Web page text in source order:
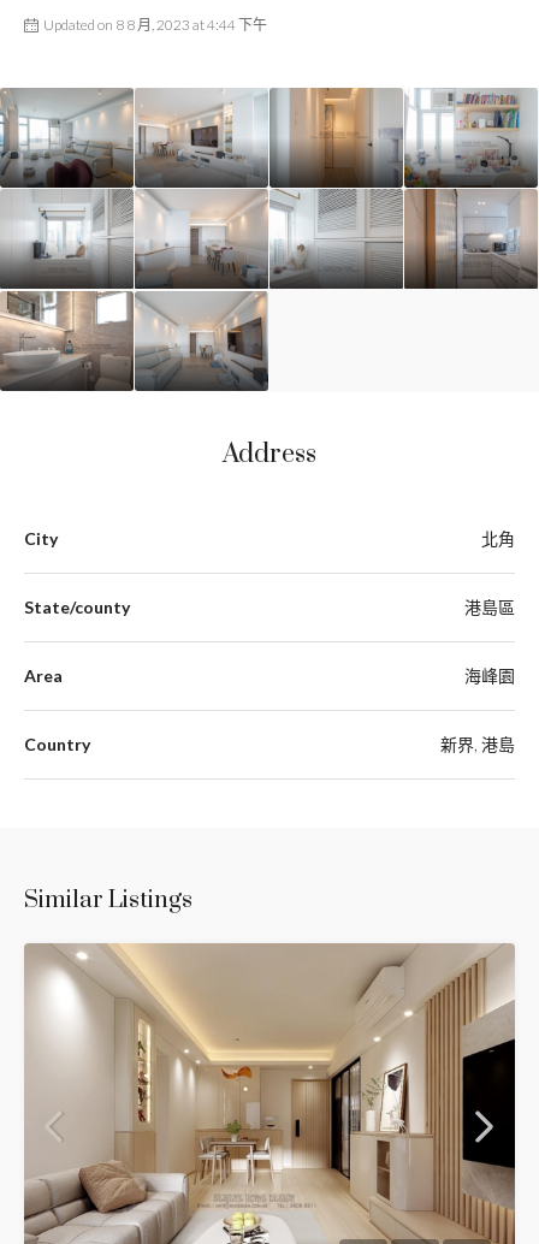
Updated on 8 8 月, 2023 at 4:44 下午
Address
City 北角
State/county 港島區
Area 海峰園
Country 新界, 港島
Similar Listings